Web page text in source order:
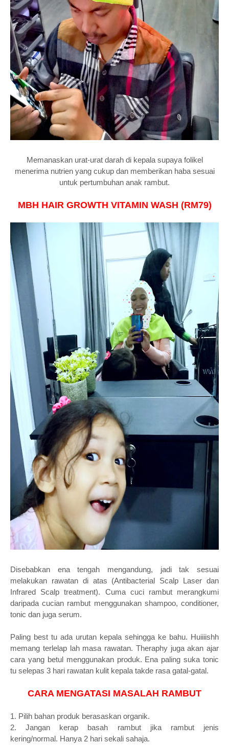
Memanaskan urat-urat darah di kepala supaya folikel
menerima nutrien yang cukup dan memberikan haba sesuai
untuk pertumbuhan anak rambut.
MBH HAIR GROWTH VITAMIN WASH (RM79)
Disebabkan ena tengah mengandung, jadi tak sesuai
melakukan rawatan di atas (Antibacterial Scalp Laser dan
Infrared Scalp treatment). Cuma cuci rambut merangkumi
daripada cucian rambut menggunakan shampoo, conditioner,
tonic dan juga serum.
Paling best tu ada urutan kepala sehingga ke bahu. Huiiiishh
memang terlelap lah masa rawatan. Theraphy juga akan ajar
cara yang betul menggunakan produk. Ena paling suka tonic
tu selepas 3 hari rawatan kulit kepala takde rasa gatal-gatal.
CARA MENGATASI MASALAH RAMBUT
1. Pilih bahan produk berasaskan organik.
2. Jangan kerap basah rambut jika rambut jenis
kering/normal. Hanya 2 hari sekali sahaja.